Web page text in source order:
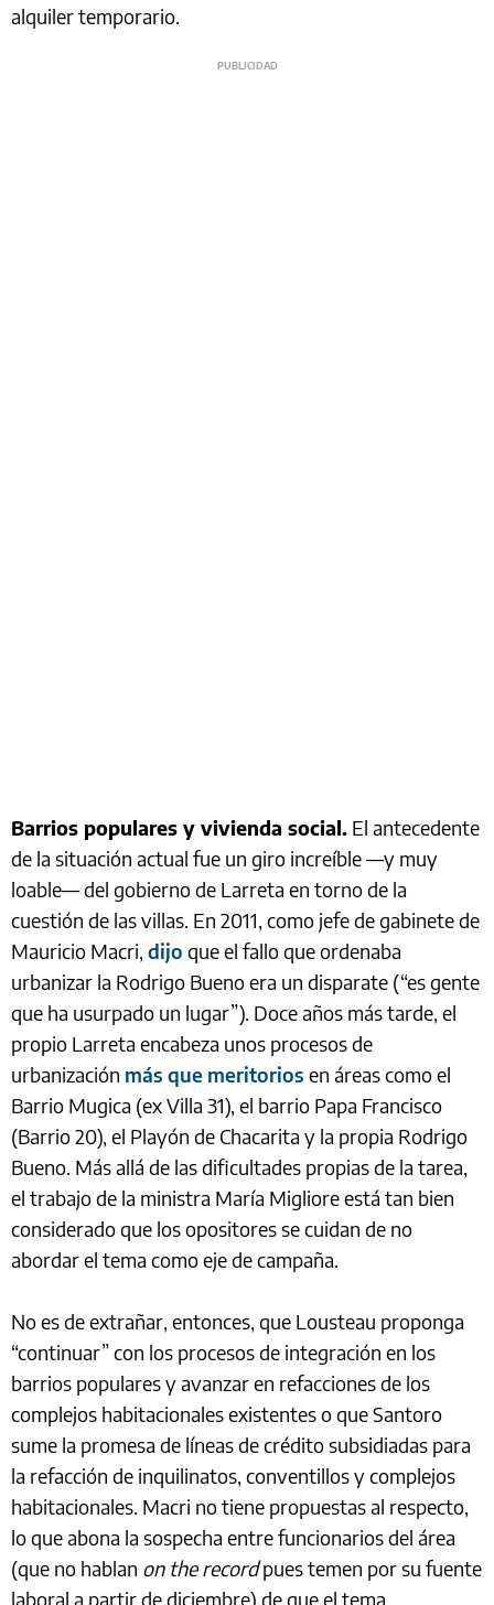
alquiler temporario.
Barrios populares y vivienda social. El antecedente
de la situación actual fue un giro increíble —y muy
loable— del gobierno de Larreta en torno de la
cuestión de las villas. En 2011, como jefe de gabinete de
Mauricio Macri, dijo que el fallo que ordenaba
urbanizar la Rodrigo Bueno era un disparate (“es gente
que ha usurpado un lugar”). Doce años más tarde, el
propio Larreta encabeza unos procesos de
urbanización más que meritorios en áreas como el
Barrio Mugica (ex Villa 31), el barrio Papa Francisco
(Barrio 20), el Playón de Chacarita y la propia Rodrigo
Bueno. Más allá de las dificultades propias de la tarea,
el trabajo de la ministra María Migliore está tan bien
considerado que los opositores se cuidan de no
abordar el tema como eje de campaña.
No es de extrañar, entonces, que Lousteau proponga
“continuar” con los procesos de integración en los
barrios populares y avanzar en refacciones de los
complejos habitacionales existentes o que Santoro
sume la promesa de líneas de crédito subsidiadas para
la refacción de inquilinatos, conventillos y complejos
habitacionales. Macri no tiene propuestas al respecto,
lo que abona la sospecha entre funcionarios del área
(que no hablan on the recordpues temen por su fuente
laboral a partir de diciembre) de que el tema